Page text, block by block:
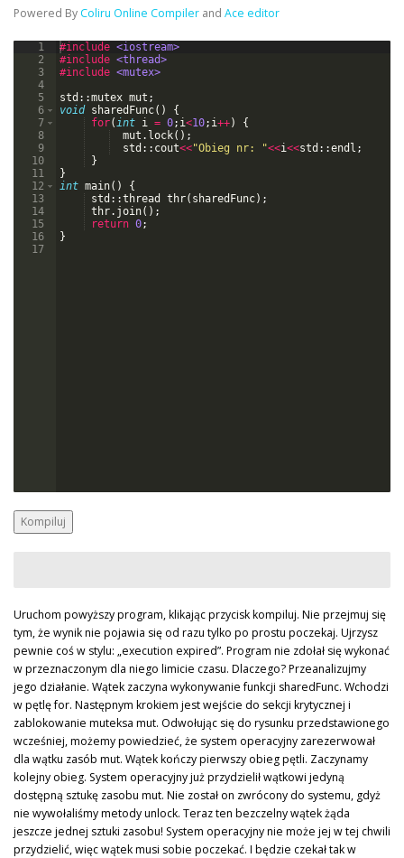
Powered By Coliru Online Compiler and Ace editor
1
2
3
4
5
6
7
8
9
10
11
12
13
14
15
16
17
#include <iostream>
#include <thread>
#include <mutex>
std ::mutex mut ;
void sharedFunc( )
{
for( int i = 0; i<10; i++)
{
mut . lock( ) ;
std :: cout<<"Obieg nr: "<<i<<std ::endl ;
}
}
int main( )
{
std ::thread thr( sharedFunc) ;
thr. join( ) ;
return 0;
}
Kompiluj
Uruchom powyższy program, klikając przycisk kompiluj. Nie przejmuj się
tym, że wynik nie pojawia się od razu tylko po prostu poczekaj. Ujrzysz
pewnie coś w stylu: „execution expired”. Program nie zdołał się wykonać
w przeznaczonym dla niego limicie czasu. Dlaczego? Przeanalizujmy
jego działanie. Wątek zaczyna wykonywanie funkcji sharedFunc. Wchodzi
w pętlę for. Następnym krokiem jest wejście do sekcji krytycznej i
zablokowanie muteksa mut. Odwołując się do rysunku przedstawionego
wcześniej, możemy powiedzieć, że system operacyjny zarezerwował
dla wątku zasób mut. Wątek kończy pierwszy obieg pętli. Zaczynamy
kolejny obieg. System operacyjny już przydzielił wątkowi jedyną
dostępną sztukę zasobu mut. Nie został on zwrócony do systemu, gdyż
nie wywołaliśmy metody unlock. Teraz ten bezczelny wątek żąda
jeszcze jednej sztuki zasobu! System operacyjny nie może jej w tej chwili
przydzielić, więc wątek musi sobie poczekać. I będzie czekał tak w